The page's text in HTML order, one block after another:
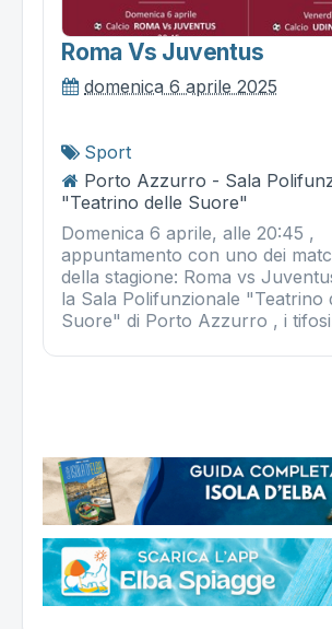
Roma Vs Juventus
domenica 6 aprile 2025
Sport
Porto Azzurro - Sala
"Teatrino delle Suore"
Domenica 6 aprile, alle 20:45 ,
appuntamento con uno dei
della stagione: Roma vs
la Sala Polifunzionale "Teatrino
Suore" di Porto Azzurro , i